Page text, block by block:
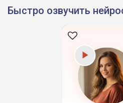
Быстро озвучить